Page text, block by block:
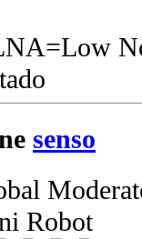
senso
Robot